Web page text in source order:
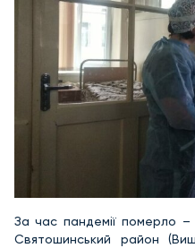
За час пандемії померло
Святошинський район